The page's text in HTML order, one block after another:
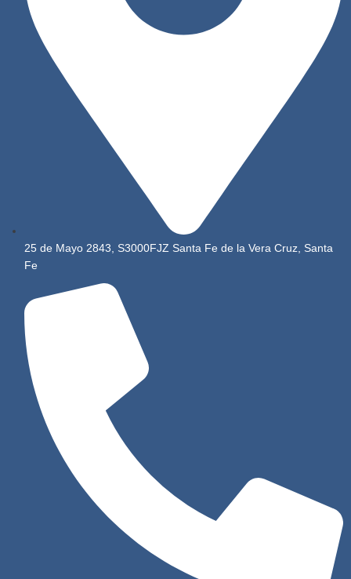
25 de Mayo 2843, S3000FJZ Santa Fe de la Vera Cruz, Santa
Fe